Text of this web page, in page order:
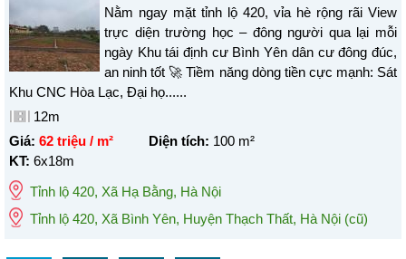
Nằm ngay mặt tỉnh lộ 420, vỉa hè rộng rãi View
trực diện trường học – đông người qua lại mỗi
ngày Khu tái định cư Bình Yên dân cư đông đúc,
an ninh tốt 🚀 Tiềm năng dòng tiền cực mạnh: Sát
Khu CNC Hòa Lạc, Đại họ......
12m
Giá: 62 triệu / m² Diện tích: 100 m²
KT: 6x18m
Tỉnh lộ 420, Xã Hạ Bằng, Hà Nội
Tỉnh lộ 420, Xã Bình Yên, Huyện Thạch Thất, Hà Nội (cũ)